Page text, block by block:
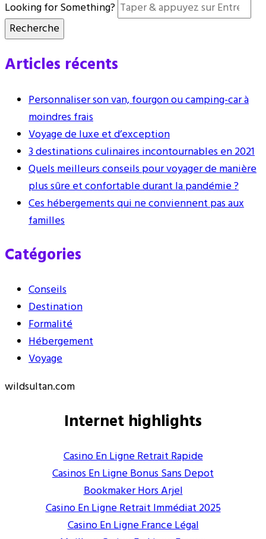
Looking for Something?
Articles récents
Personnaliser son van, fourgon ou camping-car à
moindres frais
Voyage de luxe et d’exception
3 destinations culinaires incontournables en 2021
Quels meilleurs conseils pour voyager de manière
plus sûre et confortable durant la pandémie ?
Ces hébergements qui ne conviennent pas aux
familles
Catégories
Conseils
Destination
Formalité
Hébergement
Voyage
wildsultan.com
Internet highlights
Casino En Ligne Retrait Rapide
Casinos En Ligne Bonus Sans Depot
Bookmaker Hors Arjel
Casino En Ligne Retrait Immédiat 2025
Casino En Ligne France Légal